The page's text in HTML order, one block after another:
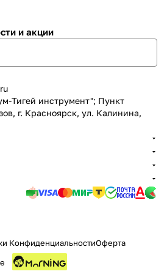
и акции
Тигей инструмент"; Пункт
г. Красноярск, ул. Калинина,
КонфиденциальностиОферта